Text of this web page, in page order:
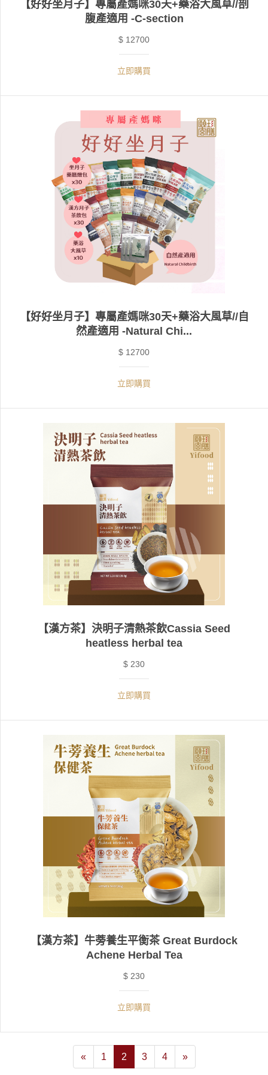
【好好坐月子】專屬產媽咪30天+藥浴大風草//剖
腹產適用 -C-section
$ 12700
立即購買
【好好坐月子】專屬產媽咪30天+藥浴大風草//自
然產適用 -Natural Chi...
$ 12700
立即購買
【漢方茶】決明子清熱茶飲Cassia Seed
heatless herbal tea
$ 230
立即購買
【漢方茶】牛蒡養生平衡茶 Great Burdock
Achene Herbal Tea
$ 230
立即購買
« 1 2 3 4 »